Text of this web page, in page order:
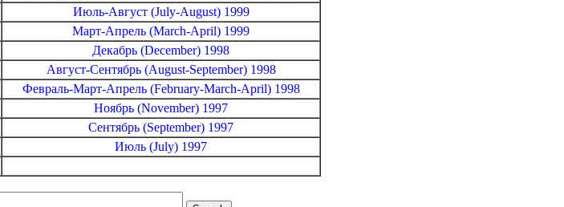
Июль-Август (July-August) 1999
Март-Апрель (March-April) 1999
Декабрь (December) 1998
Август-Сентябрь (August-September) 1998
Февраль-Март-Апрель (February-March-April) 1998
Ноябрь (November) 1997
Сентябрь (September) 1997
Июль (July) 1997